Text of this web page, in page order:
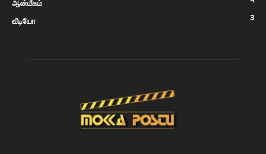
ஆன்மீகம்
வீடியோ
3